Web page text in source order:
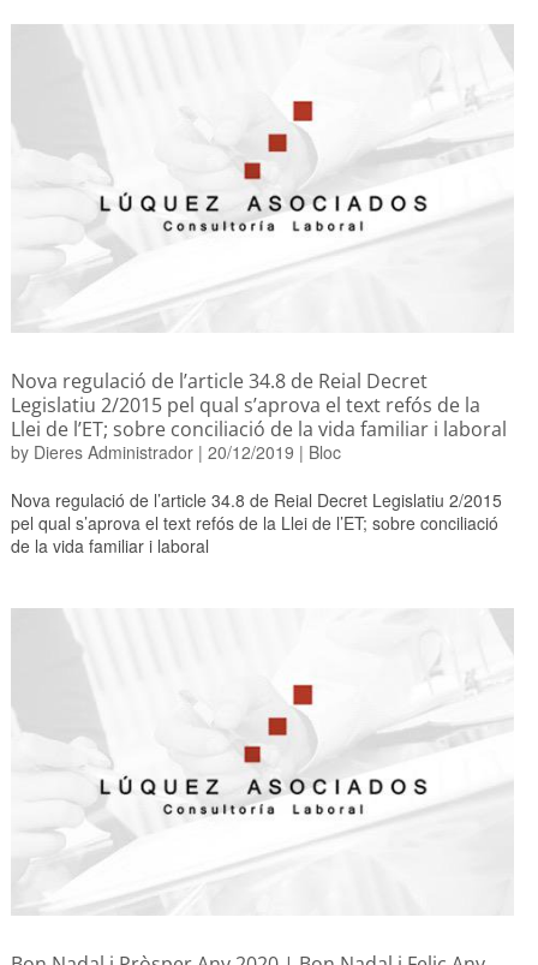
Nova regulació de l’article 34.8 de Reial Decret
Legislatiu 2/2015 pel qual s’aprova el text refós de la
Llei de l’ET; sobre conciliació de la vida familiar i laboral
by Dieres Administrador| 20/12/2019 | Bloc
Nova regulació de l’article 34.8 de Reial Decret Legislatiu 2/2015
pel qual s’aprova el text refós de la Llei de l’ET; sobre conciliació
de la vida familiar i laboral